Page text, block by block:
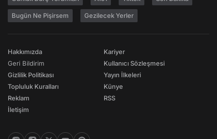
Bugün Ne Pişirsem Gezilecek Yerler
Hakkımızda
Geri Bildirim
Gizlilik Politikası
Topluluk Kuralları
Reklam
İletişim
Kariyer
Kullanıcı Sözleşmesi
Yayın İlkeleri
Künye
RSS